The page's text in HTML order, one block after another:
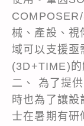
械、產設、視
域可以支援亟
(3D+TIME)的
二、 為了提
時也為了讓設
士在暑期有研